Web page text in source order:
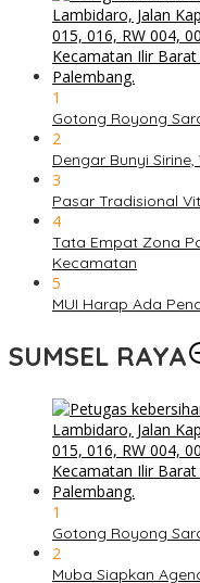
1
Gotong Royong
2
Dengar Bunyi
3
Pasar Tradisional
4
Tata Empat Zona
Kecamatan
5
MUI Harap Ada
SUMSEL RAYA
1
Gotong Royong
2
Muba Siapkan